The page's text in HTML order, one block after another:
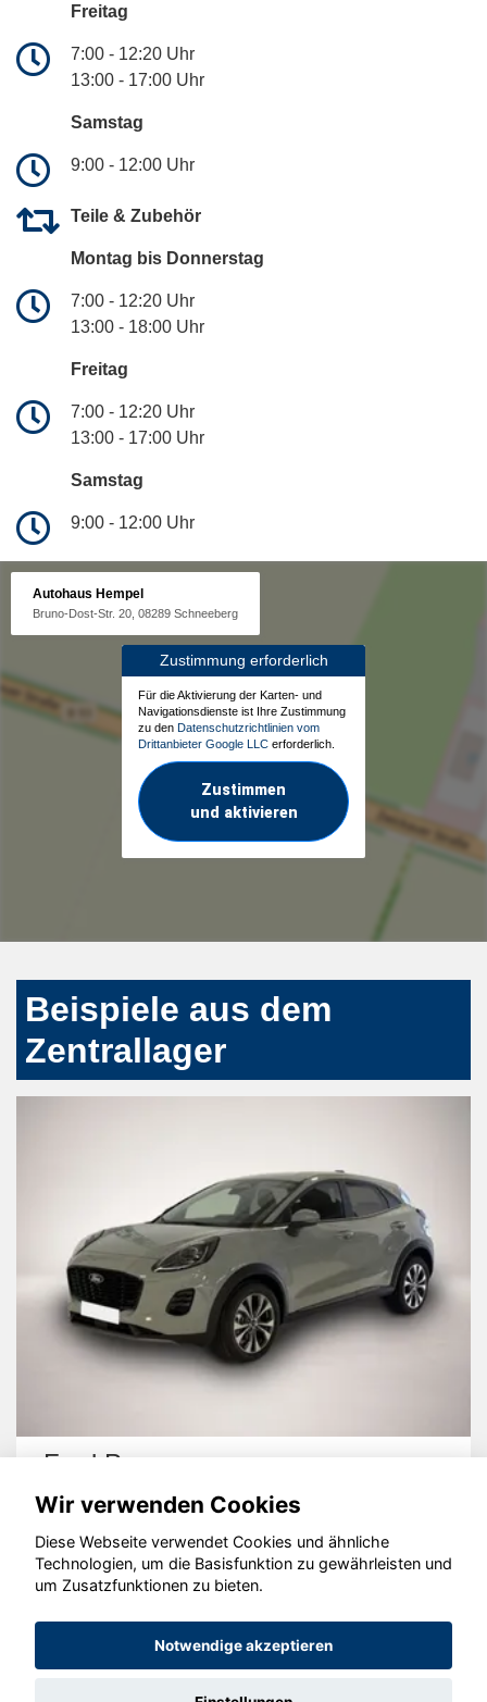
Freitag
7:00 - 12:20 Uhr
13:00 - 17:00 Uhr
Samstag
9:00 - 12:00 Uhr
Teile & Zubehör
Montag bis Donnerstag
7:00 - 12:20 Uhr
13:00 - 18:00 Uhr
Freitag
7:00 - 12:20 Uhr
13:00 - 17:00 Uhr
Samstag
9:00 - 12:00 Uhr
Autohaus Hempel
Bruno-Dost-Str. 20, 08289 Schneeberg
Zustimmung erforderlich
Für die Aktivierung der Karten- und
Navigationsdienste ist Ihre Zustimmung
zu den Datenschutzrichtlinien vom
Drittanbieter Google LLC erforderlich.
Zustimmen
und aktivieren
Beispiele aus dem
Zentrallager
Ford Puma
© konjunkturmotor.de GmbH 2020 - 2026
Wir verwenden Cookies
Diese Webseite verwendet Cookies und ähnliche
Technologien, um die Basisfunktion zu gewährleisten und
um Zusatzfunktionen zu bieten.
Notwendige akzeptieren